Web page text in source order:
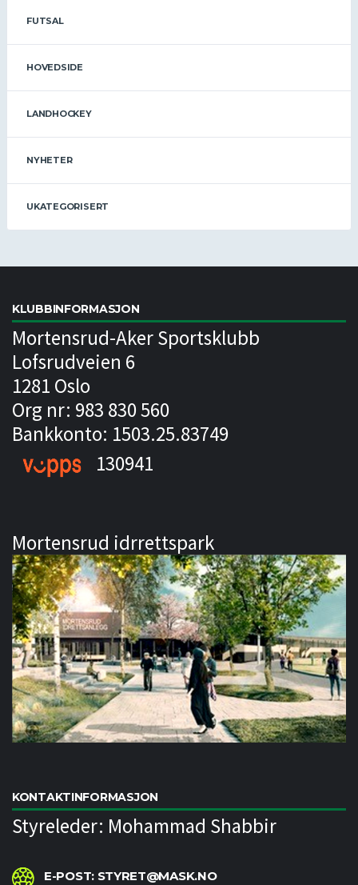
FUTSAL
HOVEDSIDE
LANDHOCKEY
NYHETER
UKATEGORISERT
KLUBBINFORMASJON
Mortensrud-Aker Sportsklubb
Lofsrudveien 6
1281 Oslo
Org nr: 983 830 560
Bankkonto: 1503.25.83749
130941
Mortensrud idrrettspark
KONTAKTINFORMASJON
Styreleder: Mohammad Shabbir
E-POST: STYRET@MASK.NO